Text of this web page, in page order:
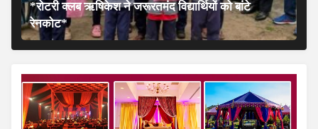
*रोटरी क्लब ऋषिकेश ने जरूरतमंद विद्यार्थियों को बांटे
रेनकोट*